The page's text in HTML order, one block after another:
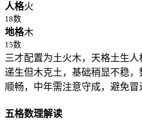
人格火
18数
地格木
15数
三才配置为土火木，天格土生
递生但木克土，基础稍显不稳
顺畅，中年需注意守成，避免冒
五格数理解读